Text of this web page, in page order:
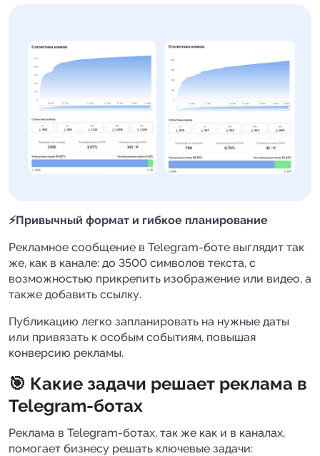
⚡️Привычный формат и гибкое планирование
Рекламное сообщение в Telegram-боте выглядит так
же, как в канале: до 3500 символов текста, с
возможностью прикрепить изображение или видео, а
также добавить ссылку.
Публикацию легко запланировать на нужные даты
или привязать к особым событиям, повышая
конверсию рекламы.
🎯 Какие задачи решает реклама в
Telegram-ботах
Реклама в Telegram-ботах, так же как и в каналах,
помогает бизнесу решать ключевые задачи: